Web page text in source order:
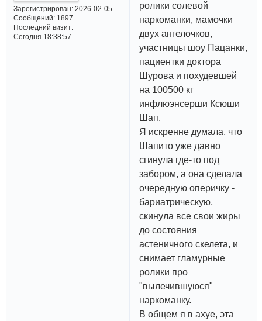
Зарегистрирован: 2026-02-05
Сообщений:1897
Последний визит:
Сегодня 18:38:57
ролики солевой
наркоманки, мамочки
двух ангелочков,
участницы шоу Пацанки,
пациентки доктора
Шурова и похудевшей
на 100500 кг
инфлюэнсерши Ксюши
Шап.
Я искренне думала, что
Шапито уже давно
сгинула где-то под
забором, а она сделала
очередную оперичку -
бариатрическую,
скинула все свои жиры
до состояния
астеничного скелета, и
снимает гламурные
ролики про
"вылечившуюся"
наркоманку.
В общем я в ахуе, эта